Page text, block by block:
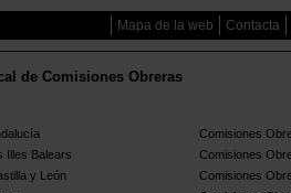
Mapa de la web Contacta
de Comisiones Obreras
Comisiones
Illes Balears
Comisiones
y León
Comisiones